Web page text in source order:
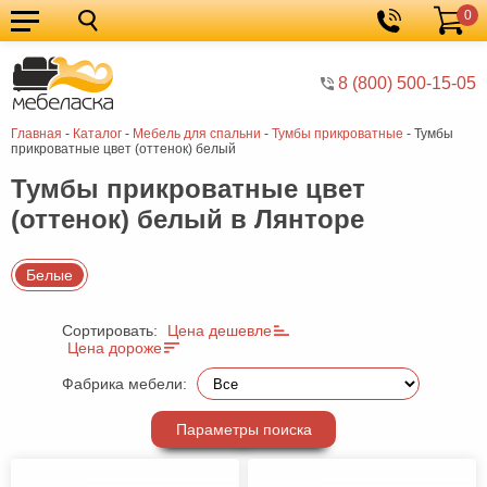
8 (800) 500-15-05
Корзина
0
Главная - Каталог - Мебель для спальни - Тумбы прикроватные - Тумбы
прикроватные цвет (оттенок) белый
Кухонные
гарнитуры
Мебель
для
кухни
Мебель
для
спальни
Кровати
Шкафы
Диваны
Мягкая
мебель
Детская
мебель
Мебель
Тумбы прикроватные цвет
(оттенок) белый в Лянторе
Белые
Сортировать:
Цена дешевле
Цена дороже
Фабрика мебели:
Параметры поиска